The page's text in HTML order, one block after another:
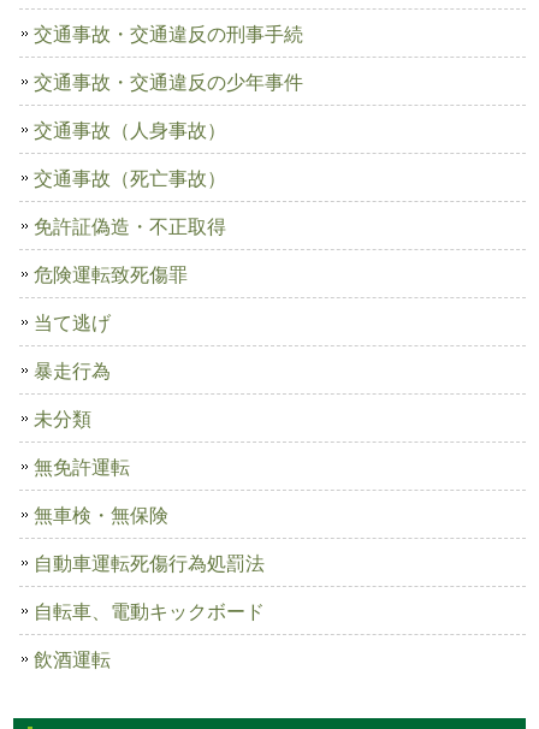
交通事故・交通違反の刑事手続
交通事故・交通違反の少年事件
交通事故（人身事故）
交通事故（死亡事故）
免許証偽造・不正取得
危険運転致死傷罪
当て逃げ
暴走行為
未分類
無免許運転
無車検・無保険
自動車運転死傷行為処罰法
自転車、電動キックボード
飲酒運転